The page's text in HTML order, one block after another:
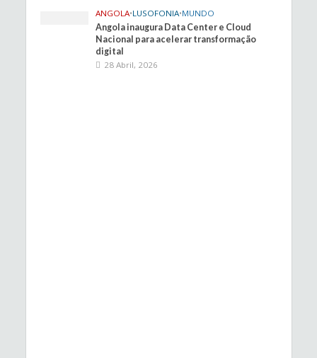
ANGOLA•LUSOFONIA•MUNDO
Angola inaugura Data Center e Cloud
Nacional para acelerar transformação
digital
28 Abril, 2026